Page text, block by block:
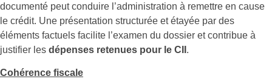
documenté peut conduire l’administration à remettre en cause
le crédit. Une présentation structurée et étayée par des
éléments factuels facilite l’examen du dossier et contribue à
justifier les dépenses retenues pour le CII .
Cohérence fiscale